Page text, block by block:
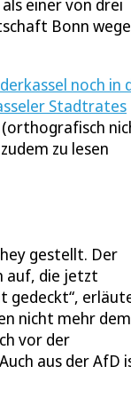
einer von drei
Bonn
noch in
Stadtrates
(orthografisch
zu lesen
gestellt. Der
auf, die jetzt
gedeckt“,
nicht mehr dem
vor der
aus der AfD